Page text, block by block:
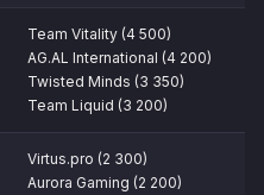
Team Vitality (4 500)
AG.AL International (4 200)
Twisted Minds (3 350)
Team Liquid (3 200)
Virtus.pro (2 300)
Aurora Gaming (2 200)